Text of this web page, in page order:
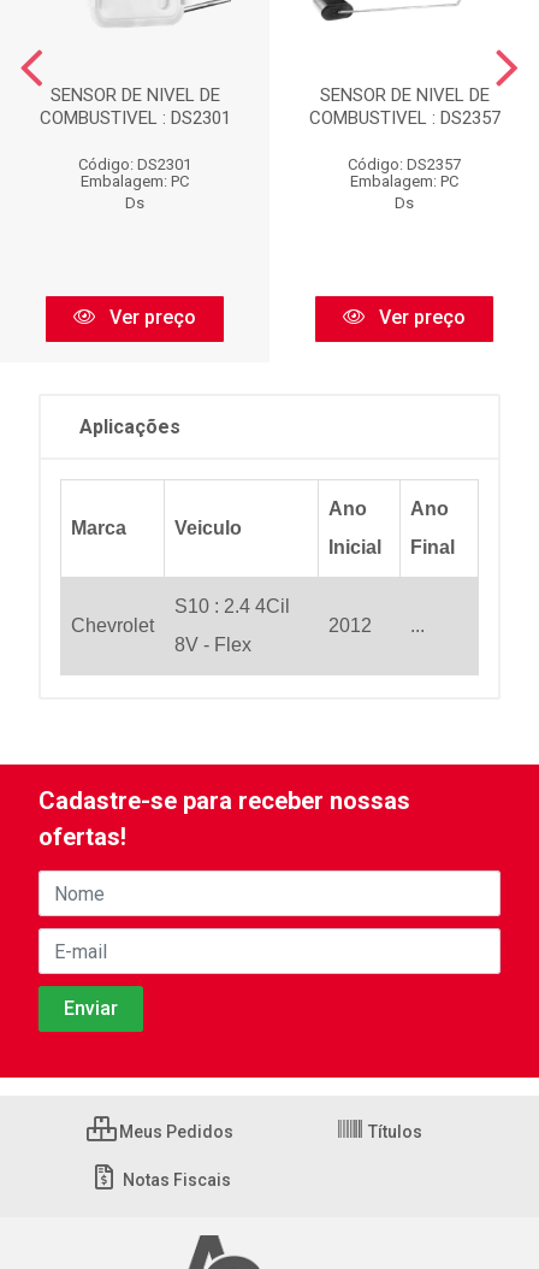
SENSOR DE NIVEL DE
COMBUSTIVEL : DS2301
Código: DS2301
Embalagem: PC
Ds
Ver preço
SENSOR DE NIVEL DE
COMBUSTIVEL : DS2357
Código: DS2357
Embalagem: PC
Ds
Ver preço
Aplicações
Marca Veiculo
Ano
Inicial
Ano
Final
Chevrolet
S10 : 2.4 4Cil
8V - Flex
2012 ...
Cadastre-se para receber nossas
ofertas!
Meus Pedidos Títulos
Notas Fiscais